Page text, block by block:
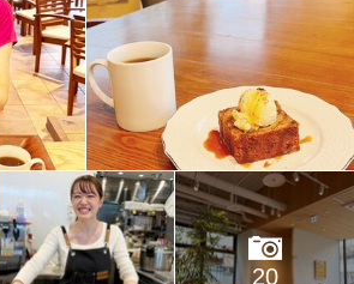
20